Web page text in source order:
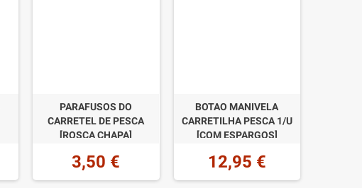
PARAFUSOS DO
CARRETEL DE PESCA
[ROSCA CHAPA]
3,50 €
BOTAO MANIVELA
CARRETILHA PESCA 1/U
[COM ESPARGOS]
12,95 €